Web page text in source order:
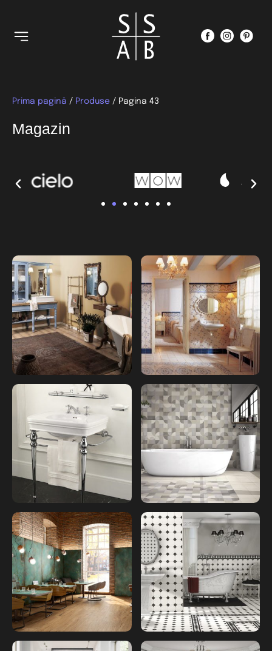
Prima pagină / Produse / Pagina 43
Magazin